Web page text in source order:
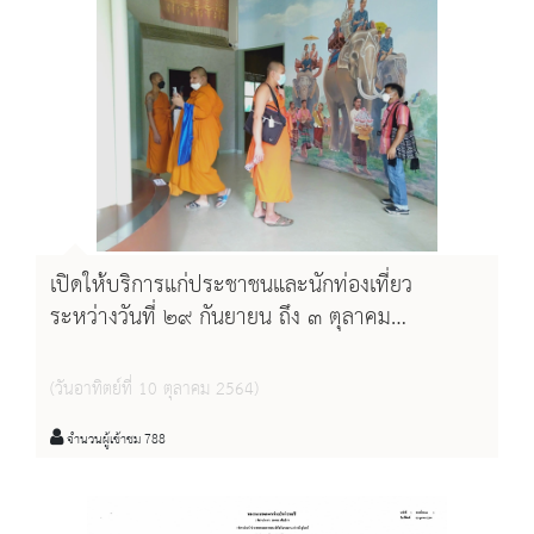
เปิดให้บริการแก่ประชาชนและนักท่องเที่ยว
ระหว่างวันที่ ๒๙ กันยายน ถึง ๓ ตุลาคม
(วันอาทิตย์ที่ 10 ตุลาคม 2564)
จำนวนผู้เข้าชม 788